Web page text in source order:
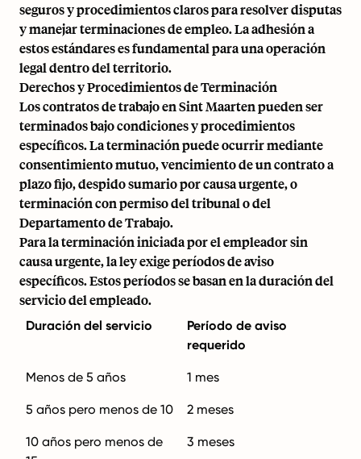
seguros y procedimientos claros para resolver disputas
y manejar terminaciones de empleo. La adhesión a
estos estándares es fundamental para una operación
legal dentro del territorio.
Derechos y Procedimientos de Terminación
Los contratos de trabajo en Sint Maarten pueden ser
terminados bajo condiciones y procedimientos
específicos. La terminación puede ocurrir mediante
consentimiento mutuo, vencimiento de un contrato a
plazo fijo, despido sumario por causa urgente, o
terminación con permiso del tribunal o del
Departamento de Trabajo.
Para la terminación iniciada por el empleador sin
causa urgente, la ley exige períodos de aviso
específicos. Estos períodos se basan en la duración del
servicio del empleado.
Duración del servicio
Período de aviso
requerido
Menos de 5 años 1 mes
5 años pero menos de 10 2 meses
10 años pero menos de
3 meses